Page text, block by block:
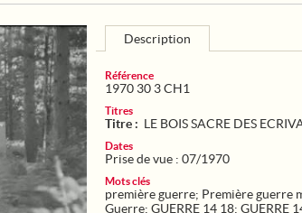
Description
Référence
1970 30 3 CH1
Titres
Titre : LE BOIS SACRE DES
Dates
Prise de vue : 07/1970
Mots clés
première guerre; Première guerre
Guerre; GUERRE 14 18; GUERRE